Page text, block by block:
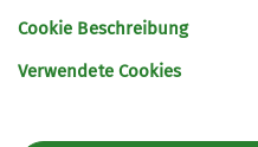
Cookie Beschreibung
Verwendete Cookies